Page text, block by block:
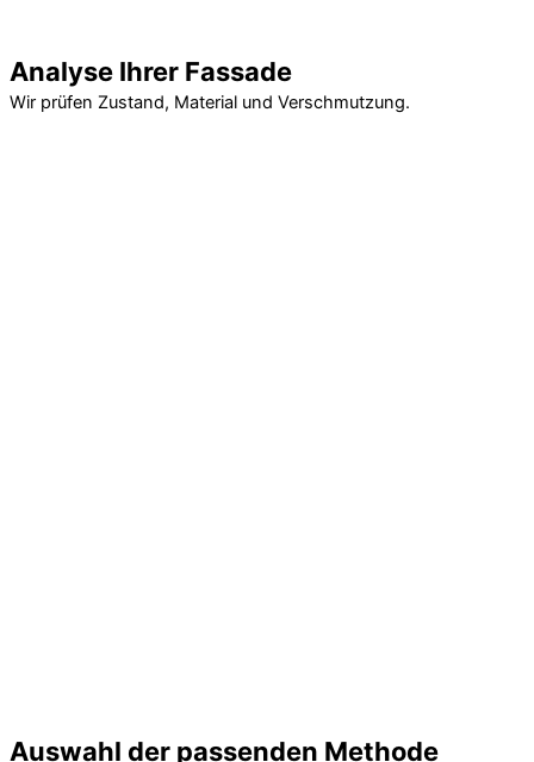
Analyse Ihrer Fassade
Wir prüfen Zustand, Material und Verschmutzung.
Auswahl der passenden Methode